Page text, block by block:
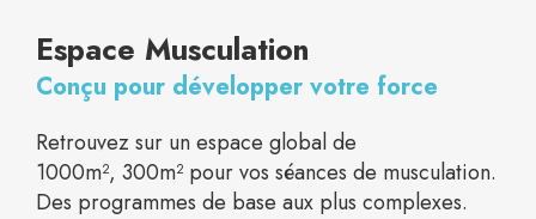
Espace Musculation
Conçu pour développer votre force
Retrouvez sur un espace global de
1000m², 300m² pour vos séances de musculation.
Des programmes de base aux plus complexes.